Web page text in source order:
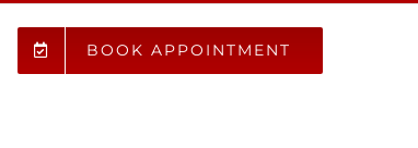
BOOK APPOINTMENT